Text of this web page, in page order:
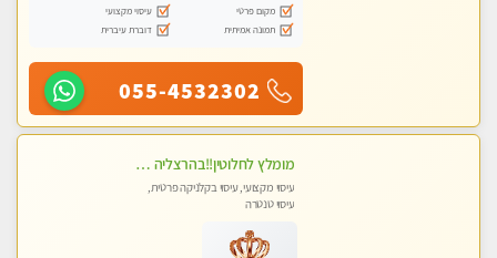
מקום פרטי
עיסוי מקצועי
תמונה אמיתית
דוברת עיברית
055-4532302
מומלץ לחלוטין!!בהרצליה - כל סוגי העיסויים מעסה מקצועית ואיכותית פרטי!!!
עיסוי מקצועי, עיסוי בקלניקה פרטית,
עיסוי טנטרה